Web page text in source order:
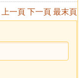
上一頁 下一頁 最末頁